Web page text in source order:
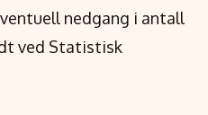
nedgang i antall
ved Statistisk